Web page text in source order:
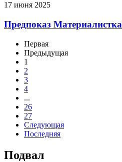
17 июня 2025
Предпоказ Материалистка
Первая
Предыдущая
1
2
3
4
...
26
27
Следующая
Последняя
Подвал